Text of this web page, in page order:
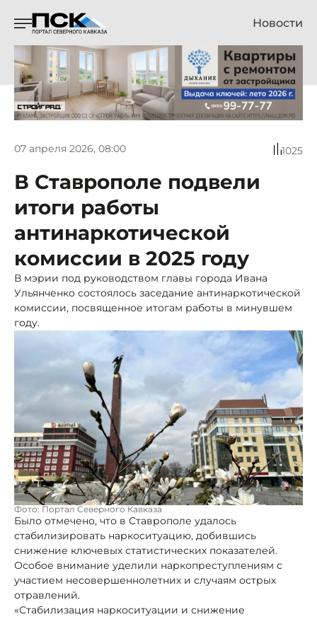
Новости
07 апреля 2026, 08:00 1025
В Ставрополе подвели
итоги работы
антинаркотической
комиссии в 2025 году
В мэрии под руководством главы города Ивана
Ульянченко состоялось заседание антинаркотической
комиссии, посвященное итогам работы в минувшем
году.
Фото: Портал Северного Кавказа
Было отмечено, что в Ставрополе удалось
стабилизировать наркоситуацию, добившись
снижение ключевых статистических показателей.
Особое внимание уделили наркопреступлениям с
участием несовершеннолетних и случаям острых
отравлений.
«Стабилизация наркоситуации и снижение